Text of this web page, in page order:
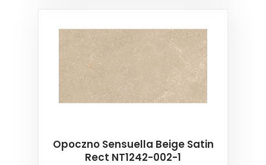
Opoczno Sensuella Beige Satin
Rect NT1242-002-1